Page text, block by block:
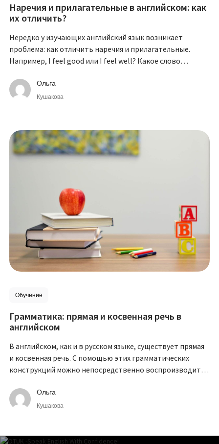
Наречия и прилагательные в английском: как
их отличить?
Нередко у изучающих английский язык возникает
проблема: как отличить наречия и прилагательные.
Например, I feel good или I feel well? Какое слово
Ольга
Кушакова
Обучение
Грамматика: прямая и косвенная речь в
английском
В английском, как и в русском языке, существует прямая
и косвенная речь. С помощью этих грамматических
конструкций можно непосредственно воспроизводить
Ольга
Кушакова